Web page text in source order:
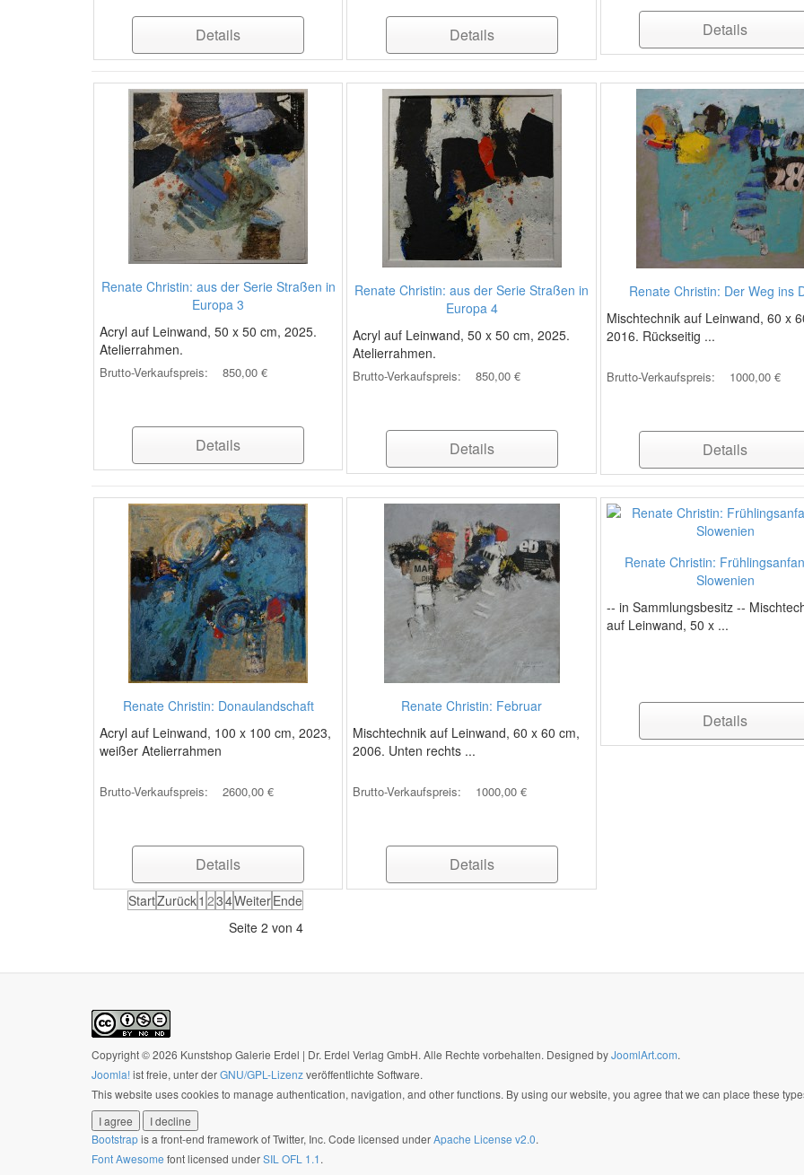
Details Details Details
Renate Christin: aus der Serie Straßen in
Europa 3
Acryl auf Leinwand, 50 x 50 cm, 2025.
Atelierrahmen.
Brutto-Verkaufspreis: 850,00 €
Details
Renate Christin: aus der Serie Straßen in
Europa 4
Acryl auf Leinwand, 50 x 50 cm, 2025.
Atelierrahmen.
Brutto-Verkaufspreis: 850,00 €
Details
Renate Christin: Der Weg ins
Mischtechnik auf Leinwand, 60 x
2016. Rückseitig ...
Brutto-Verkaufspreis: 1000,00 €
Details
Renate Christin: Donaulandschaft
Acryl auf Leinwand, 100 x 100 cm, 2023,
weißer Atelierrahmen
Brutto-Verkaufspreis: 2600,00 €
Details
Renate Christin: Februar
Mischtechnik auf Leinwand, 60 x 60 cm,
2006. Unten rechts ...
Brutto-Verkaufspreis: 1000,00 €
Details
Renate Christin:
Slowenien
-- in Sammlungsbesitz --
auf Leinwand, 50 x ...
Details
StartZurück1 234WeiterEnde
Seite 2 von 4
Copyright © 2026 Kunstshop Galerie Erdel | Dr. Erdel Verlag GmbH. Alle Rechte vorbehalten. Designed byJoomlArt.com.
Joomla!ist freie, unter derGNU/GPL-Lizenzveröffentlichte Software.
This website uses cookies to manage authentication, navigation, and other functions. By using our website, you agree that we can place these
I agree
I decline
Bootstrapis a front-end framework of Twitter, Inc. Code licensed underApache License v2.0.
Font Awesome font licensed underSIL OFL 1.1.